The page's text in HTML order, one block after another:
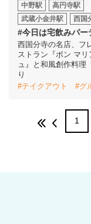
中野駅
高円寺駅
武蔵小金井駅
西国
#今日は宅飲みパー
西国分寺の名店、フ
ストラン『ボン マリ
ュ』と和風創作料理
り
#テイクアウト
#グ
1